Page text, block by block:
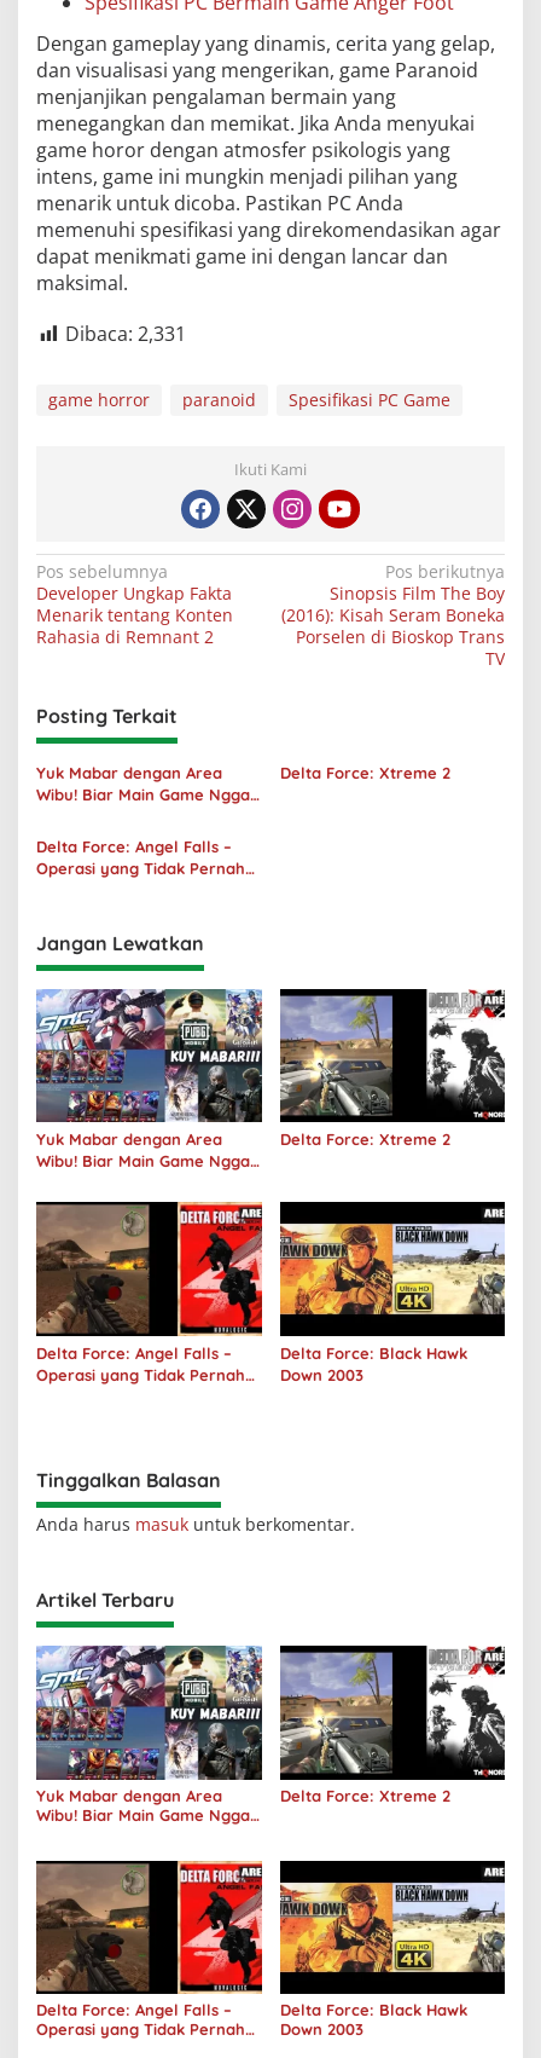
Dengan gameplay yang dinamis, cerita yang gelap,
dan visualisasi yang mengerikan, game Paranoid
menjanjikan pengalaman bermain yang
menegangkan dan memikat. Jika Anda menyukai
game horor dengan atmosfer psikologis yang
intens, game ini mungkin menjadi pilihan yang
menarik untuk dicoba. Pastikan PC Anda
memenuhi spesifikasi yang direkomendasikan agar
dapat menikmati game ini dengan lancar dan
maksimal.
Dibaca: 2,331
game horror paranoid Spesifikasi PC Game
Ikuti Kami
Navigasi
pos
Pos sebelumnya
Developer Ungkap Fakta
Menarik tentang Konten
Rahasia di Remnant 2
Pos berikutnya
Sinopsis Film The Boy
(2016): Kisah Seram Boneka
Porselen di Bioskop Trans
TV
Posting Terkait
Yuk Mabar dengan Area
Wibu! Biar Main Game Nggak
Delta Force: Xtreme 2
Delta Force: Angel Falls –
Operasi yang Tidak Pernah
Jangan Lewatkan
Yuk Mabar dengan Area
Wibu! Biar Main Game Nggak
Delta Force: Xtreme 2
Delta Force: Angel Falls –
Operasi yang Tidak Pernah
Delta Force: Black Hawk
Down 2003
Tinggalkan Balasan
Anda harus masuk untuk berkomentar.
Artikel Terbaru
Yuk Mabar dengan Area
Wibu! Biar Main Game Nggak
Delta Force: Xtreme 2
Delta Force: Angel Falls –
Operasi yang Tidak Pernah
Delta Force: Black Hawk
Down 2003